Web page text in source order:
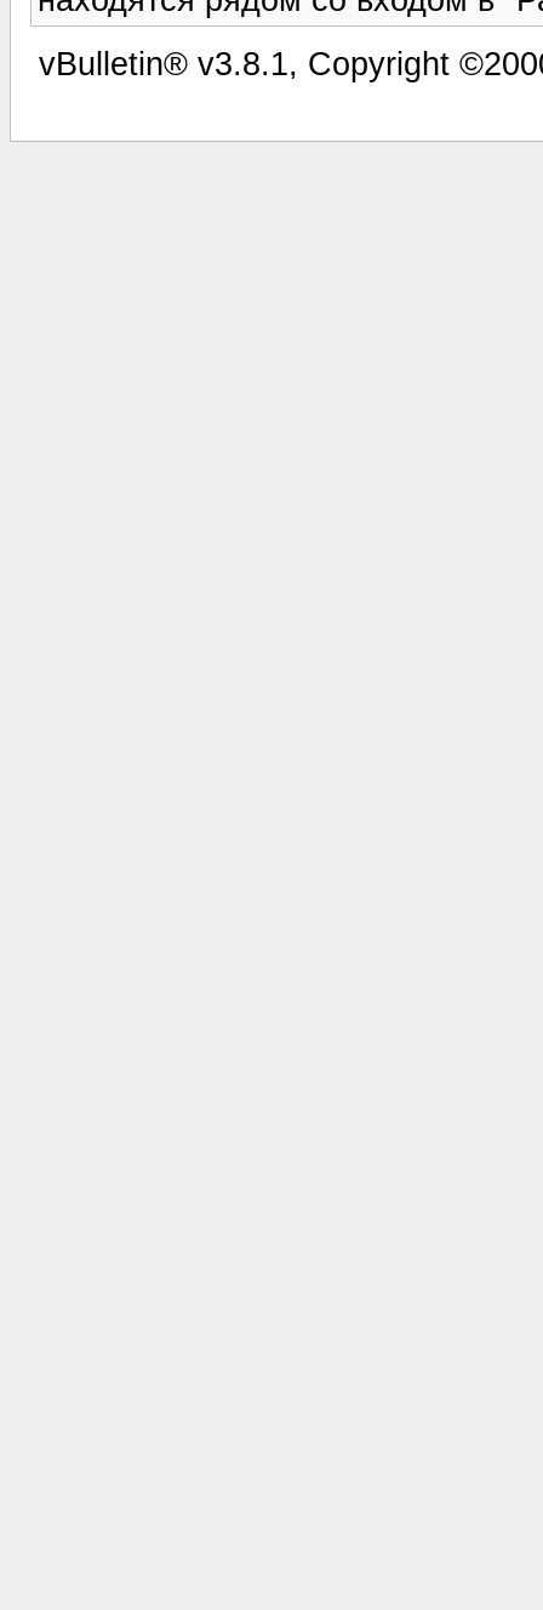
vBulletin® v3.8.1, Copyright